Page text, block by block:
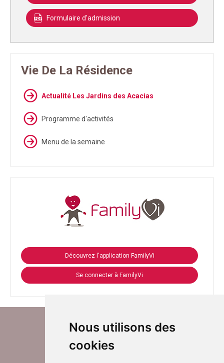
Nous utilisons des
cookies
Formulaire d'admission
Vie De La Résidence
Actualité Les Jardins des Acacias
Programme d'activités
Menu de la semaine
Découvrez l'application FamilyVi
Se connecter à FamilyVi